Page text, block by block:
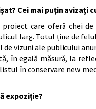
Cei mai puțin avizați
care oferă chei
larg. Totul ține de
vizuni ale publicului
în egală măsură, la
în conservare new
expoziție?